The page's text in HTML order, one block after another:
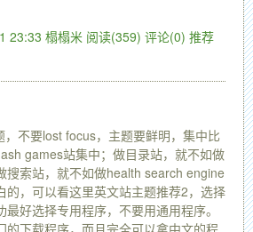
23:33 榻榻米 阅读(359) 评论(0) 推荐
不要lost focus，主题要鲜明，集中比
games站集中；做目录站，就不如做
搜索站，就不如做health search engine
的，可以看这里英文站主题推荐2，选择
好选择专用程序，不要用通用程序。
的下载程序，而且完全可以拿中文的程